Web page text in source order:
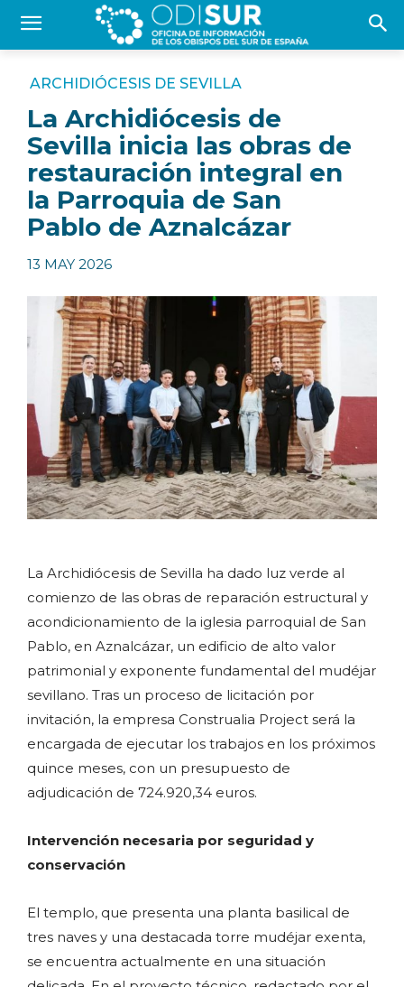
ARCHIDIÓCESIS DE SEVILLA
La Archidiócesis de
Sevilla inicia las obras de
restauración integral en
la Parroquia de San
Pablo de Aznalcázar
13 MAY 2026
La Archidiócesis de Sevilla ha dado luz verde al
comienzo de las obras de reparación estructural y
acondicionamiento de la iglesia parroquial de San
Pablo, en Aznalcázar, un edificio de alto valor
patrimonial y exponente fundamental del mudéjar
sevillano. Tras un proceso de licitación por
invitación, la empresa Construalia Project será la
encargada de ejecutar los trabajos en los próximos
quince meses, con un presupuesto de
adjudicación de 724.920,34 euros.
Intervención necesaria por seguridad y
conservación
El templo, que presenta una planta basilical de
tres naves y una destacada torre mudéjar exenta,
se encuentra actualmente en una situación